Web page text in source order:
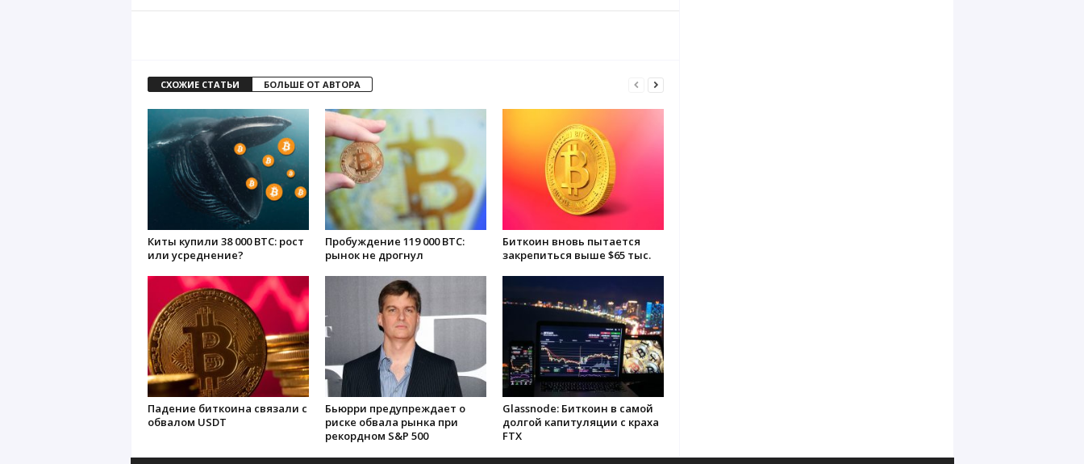
СХОЖИЕ СТАТЬИ БОЛЬШЕ ОТ АВТОРА
Киты купили 38 000 BTC: рост
или усреднение?
Пробуждение 119 000 BTC:
рынок не дрогнул
Биткоин вновь пытается
закрепиться выше $65 тыс.
Падение биткоина связали с
обвалом USDT
Бьюрри предупреждает о
риске обвала рынка при
рекордном S&P 500
Glassnode: Биткоин в самой
долгой капитуляции с краха
FTX